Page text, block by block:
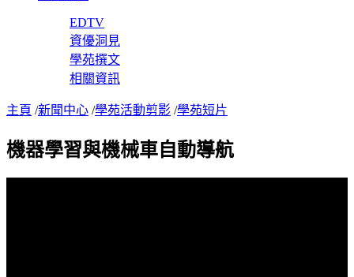
EDTV
資優洞見
學苑撰文
相關資訊
主頁 /新聞中心 /學苑活動剪影 /學苑短片
機器學習與機械車自動導航